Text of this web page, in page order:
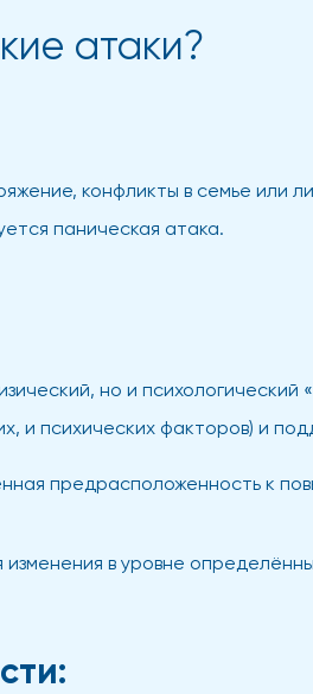
атаки?
конфликты в семье или
паническая атака.
но и
и психических факторов) и
предрасположенность к
в уровне